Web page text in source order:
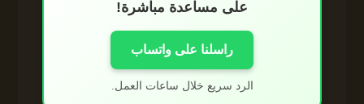
على مساعدة مباشرة!
راسلنا على واتساب
الرد سريع خلال ساعات العمل.